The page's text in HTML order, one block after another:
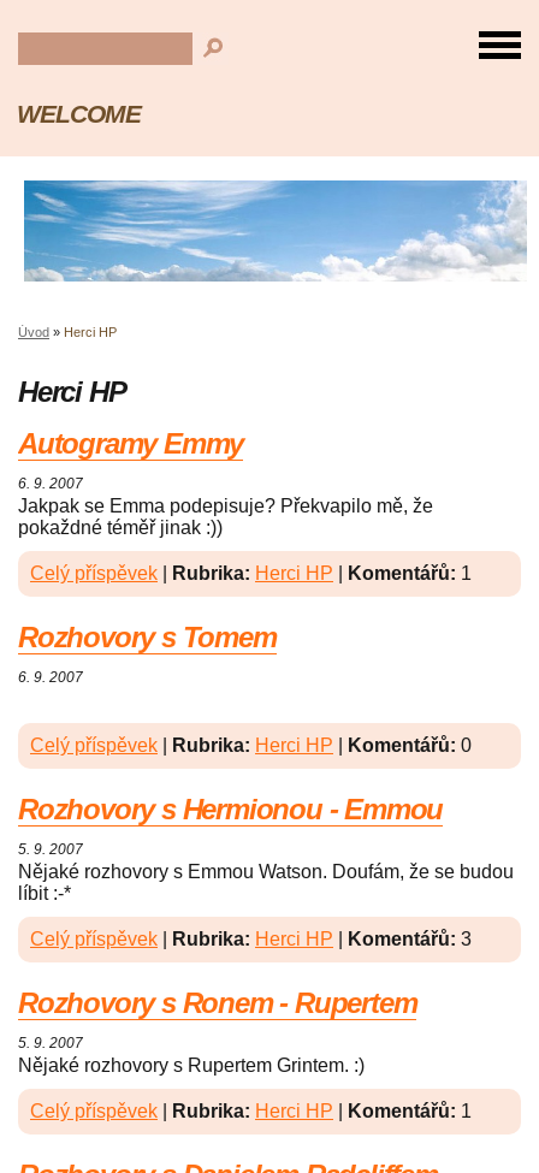
WELCOME
Úvod » Herci HP
Herci HP
Autogramy Emmy
6. 9. 2007
Jakpak se Emma podepisuje? Překvapilo mě, že
pokaždné téměř jinak :))
Celý příspěvek Rubrika: Herci HP Komentářů: 1
Rozhovory s Tomem
6. 9. 2007
Celý příspěvek Rubrika: Herci HP Komentářů: 0
Rozhovory s Hermionou - Emmou
5. 9. 2007
Nějaké rozhovory s Emmou Watson. Doufám, že se budou
líbit :-*
Celý příspěvek Rubrika: Herci HP Komentářů: 3
Rozhovory s Ronem - Rupertem
5. 9. 2007
Nějaké rozhovory s Rupertem Grintem. :)
Celý příspěvek Rubrika: Herci HP Komentářů: 1